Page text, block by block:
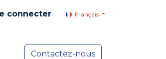
connecter Français
Actualités
Contactez-nous